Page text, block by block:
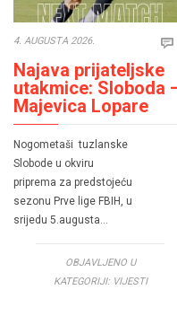
4. AUGUSTA 2026. 
Najava prijateljske
utakmice: Sloboda
Majevica Lopare
Nogometaši tuzlanske
Slobode u okviru
priprema za predstojeću
sezonu Prve lige FBIH, u
srijedu 5.augusta…
OBJAVLJENO U
KATEGORIJI: VIJESTI